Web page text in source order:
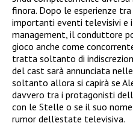
finora. Dopo le esperienze tra
importanti eventi televisivi e
management, il conduttore
gioco anche come
tratta soltanto di
del cast sarà annunciata
soltanto allora si capirà se
davvero tra i protagonisti
con le Stelle o se il suo
rumor dell’estate televisiva.